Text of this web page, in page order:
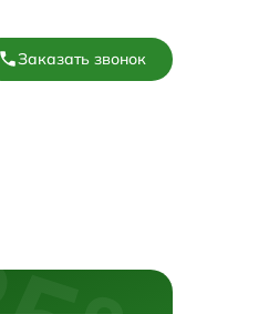
Заказать звонок